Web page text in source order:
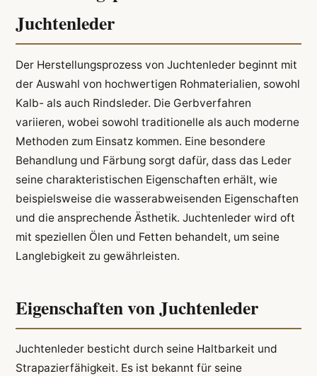
Juchtenleder
Der Herstellungsprozess von Juchtenleder beginnt mit
der Auswahl von hochwertigen Rohmaterialien, sowohl
Kalb- als auch Rindsleder. Die Gerbverfahren
variieren, wobei sowohl traditionelle als auch moderne
Methoden zum Einsatz kommen. Eine besondere
Behandlung und Färbung sorgt dafür, dass das Leder
seine charakteristischen Eigenschaften erhält, wie
beispielsweise die wasserabweisenden Eigenschaften
und die ansprechende Ästhetik. Juchtenleder wird oft
mit speziellen Ölen und Fetten behandelt, um seine
Langlebigkeit zu gewährleisten.
Eigenschaften von Juchtenleder
Juchtenleder besticht durch seine Haltbarkeit und
Strapazierfähigkeit. Es ist bekannt für seine